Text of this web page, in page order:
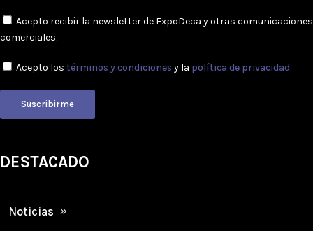
Acepto recibir la newsletter de ExpoDeca y otras comunicaciones
comerciales.
Acepto los términos y condiciones y la política de privacidad.
Suscribirme
DESTACADO
Noticias